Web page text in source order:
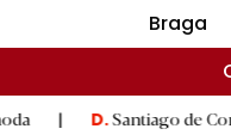
Braga
D.Santiago de Compostela